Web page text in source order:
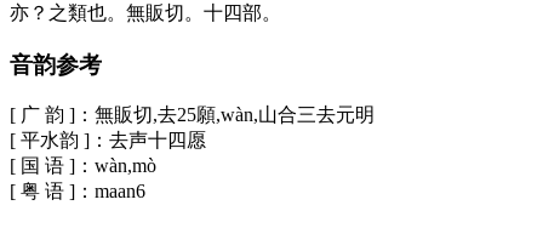
亦？之類也。無販切。十四部。
音韵参考
[ 广 韵 ]：無販切,去25願,wàn,山合三去元明
[ 平水韵 ]：去声十四愿
[ 国 语 ]：wàn,mò
[ 粤 语 ]：maan6